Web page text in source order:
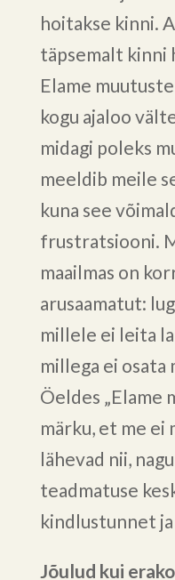
hoitakse kinni.
täpsemalt kinni
Elame
kogu ajaloo
midagi poleks
meeldib meile
kuna see
frustratsiooni.
maailmas on
arusaamatut:
millele ei leita
millega ei osata
Öeldes „Elame
märku, et me ei
lähevad nii,
teadmatuse
kindlustunnet
Jõulud kui